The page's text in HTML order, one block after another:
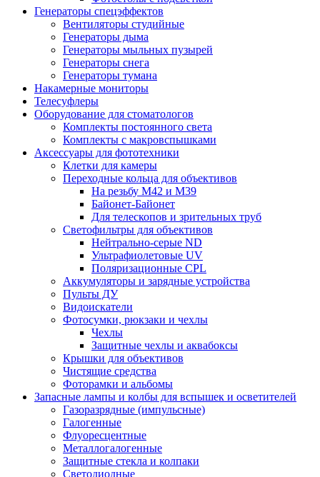
Генераторы спецэффектов
Вентиляторы студийные
Генераторы дыма
Генераторы мыльных пузырей
Генераторы снега
Генераторы тумана
Накамерные мониторы
Телесуфлеры
Оборудование для стоматологов
Комплекты постоянного света
Комплекты с макровспышками
Аксессуары для фототехники
Клетки для камеры
Переходные кольца для объективов
На резьбу М42 и М39
Байонет-Байонет
Для телескопов и зрительных труб
Светофильтры для объективов
Нейтрально-серые ND
Ультрафиолетовые UV
Поляризационные CPL
Аккумуляторы и зарядные устройства
Пульты ДУ
Видоискатели
Фотосумки, рюкзаки и чехлы
Чехлы
Защитные чехлы и аквабоксы
Крышки для объективов
Чистящие средства
Фоторамки и альбомы
Запасные лампы и колбы для вспышек и осветителей
Газоразрядные (импульсные)
Галогенные
Флуоресцентные
Металлогалогенные
Защитные стекла и колпаки
Светодиодные